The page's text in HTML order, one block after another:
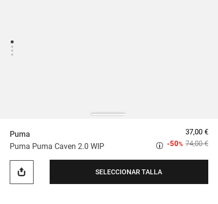
Puma
Puma Puma Caven 2.0 WIP
37,00 €
74,00 €
-50%
SELECCIONAR TALLA